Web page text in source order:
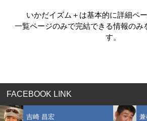
いかだイズム＋は基本的に詳細ペー
一覧ページのみで完結できる情報のみ
す。
FACEBOOK LINK
吉崎 昌宏